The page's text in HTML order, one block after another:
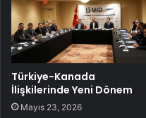
Türkiye-Kanada
İlişkilerinde Yeni Dönem
Mayıs 23, 2026